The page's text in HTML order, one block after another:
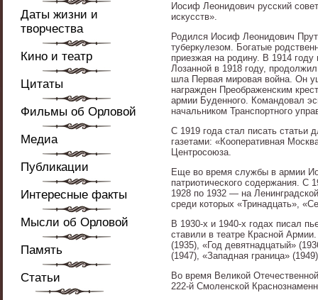
Даты жизни и
творчества
Кино и театр
Цитаты
Фильмы об Орловой
Медиа
Публикации
Интересные факты
Мысли об Орловой
Память
Статьи
Иосиф Леонидович русский
искусств».
Родился Иосиф Леонидович
туберкулезом. Богатые
приезжая на родину. В 1914
Лозанной в 1918 году,
шла Первая мировая война. Он
награжден Преображенским
армии Буденного. Командовал
начальником Транспортного
С 1919 года стал писать статьи
газетами: «Кооперативная
Центросоюза.
Еще во время службы в армии
патриотического содержания. С
1928 по 1932 — на
среди которых «Тринадцать»,
В 1930-х и 1940-х годах писал
ставили в театре Красной
(1935), «Год девятнадцатый»
(1947), «Западная граница»
Во время Великой
222-й Смоленской